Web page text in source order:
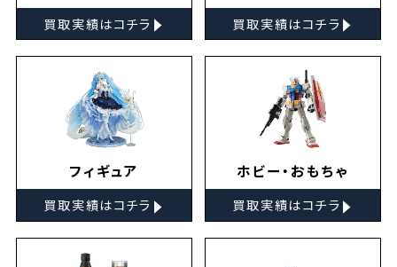
買取実績はコチラ ▸ 買取実績はコチラ ▸
フィギュア
買取実績はコチラ ▸
ホビー・おもちゃ
買取実績はコチラ ▸